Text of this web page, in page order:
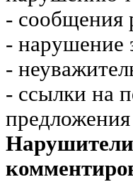
- сообщения
- нарушение
-
- ссылки на
предложения